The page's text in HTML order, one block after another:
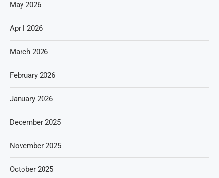
May 2026
April 2026
March 2026
February 2026
January 2026
December 2025
November 2025
October 2025